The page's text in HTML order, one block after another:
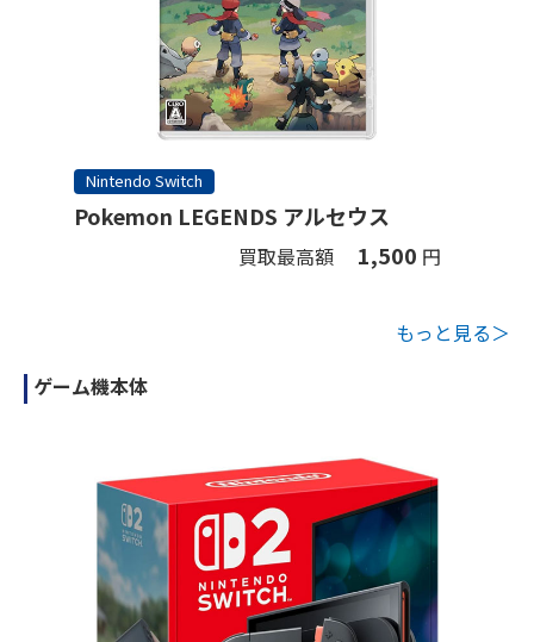
Nintendo Switch
Pokemon LEGENDS アルセウス
買取最高額 1,500 円
もっと見る＞
ゲーム機本体